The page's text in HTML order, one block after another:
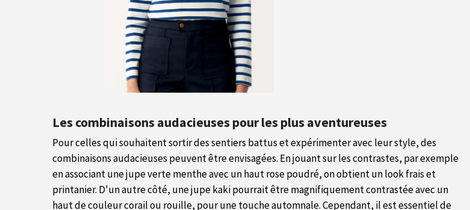
Les combinaisons audacieuses pour les plus aventureuses
Pour celles qui souhaitent sortir des sentiers battus et expérimenter avec leur style, des
combinaisons audacieuses peuvent être envisagées. En jouant sur les contrastes, par exemple
en associant une jupe verte menthe avec un haut rose poudré, on obtient un look frais et
printanier. D'un autre côté, une jupe kaki pourrait être magnifiquement contrastée avec un
haut de couleur corail ou rouille, pour une touche automnale. Cependant, il est essentiel de